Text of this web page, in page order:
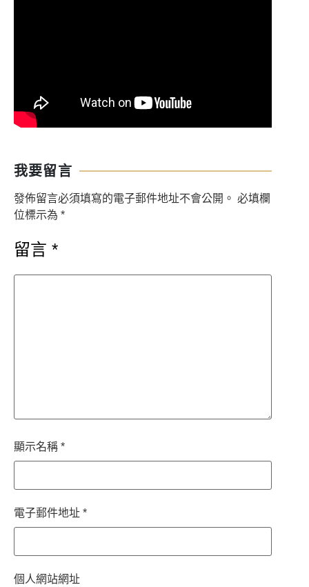
我要留言
發佈留言必須填寫的電子郵件地址不會公開。 必填欄
位標示為 *
留言 *
顯示名稱 *
電子郵件地址 *
個人網站網址